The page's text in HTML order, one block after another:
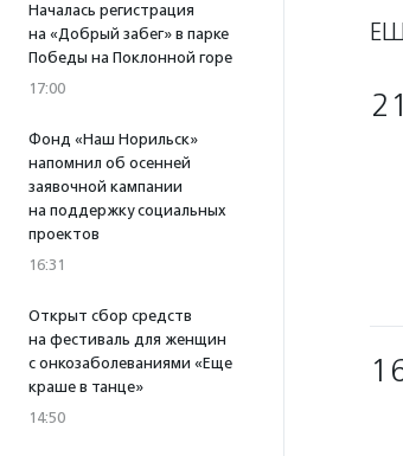
Началась регистрация
на «Добрый забег» в парке
Победы на Поклонной горе
17:00
Фонд «Наш Норильск»
напомнил об осенней
заявочной кампании
на поддержку социальных
проектов
16:31
Открыт сбор средств
на фестиваль для женщин
с онкозаболеваниями «Еще
краше в танце»
14:50